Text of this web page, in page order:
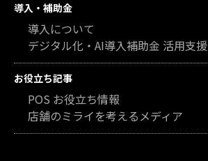
導入・補助金
導入について
デジタル化・AI導入補助金 活用支援
お役立ち記事
POS お役立ち情報
店舗のミライを考えるメディア